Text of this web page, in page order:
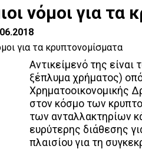
νόμοι για τα
Αντικείμενό της είναι
ξέπλυμα χρήματος)
Χρηματοοικονομικής
στον κόσμο των
των ανταλλακτηρίων
ευρύτερης διάθεσης
πλαισίου για τη